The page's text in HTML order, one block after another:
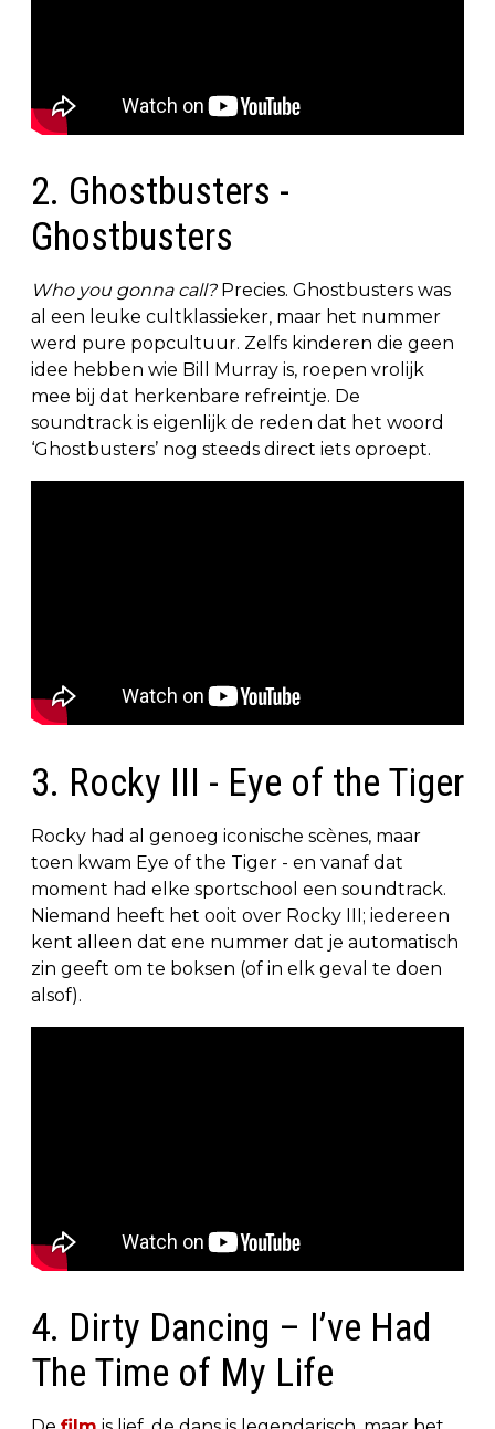
2. Ghostbusters -
Ghostbusters
Who you gonna call?Precies. Ghostbusters was
al een leuke cultklassieker, maar het nummer
werd pure popcultuur. Zelfs kinderen die geen
idee hebben wie Bill Murray is, roepen vrolijk
mee bij dat herkenbare refreintje. De
soundtrack is eigenlijk de reden dat het woord
‘Ghostbusters’ nog steeds direct iets oproept.
3. Rocky III - Eye of the Tiger
Rocky had al genoeg iconische scènes, maar
toen kwam Eye of the Tiger - en vanaf dat
moment had elke sportschool een soundtrack.
Niemand heeft het ooit over Rocky III; iedereen
kent alleen dat ene nummer dat je automatisch
zin geeft om te boksen (of in elk geval te doen
alsof).
4. Dirty Dancing – I’ve Had
The Time of My Life